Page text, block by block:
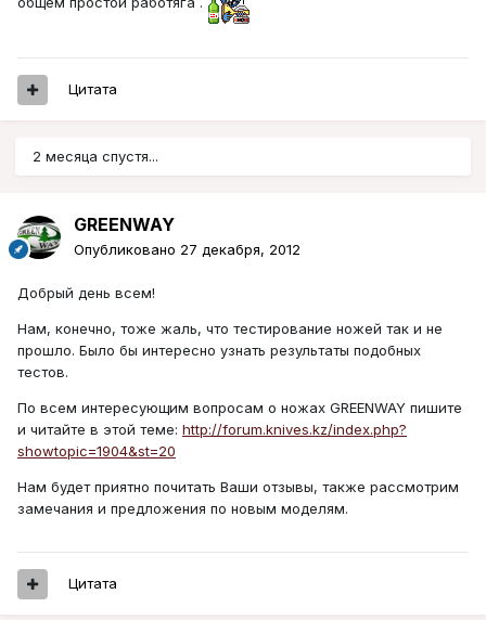
Цитата
2 месяца спустя...
GREENWAY
Опубликовано 27 декабря, 2012
Добрый день всем!
Нам, конечно, тоже жаль, что тестирование ножей так и не
прошло. Было бы интересно узнать результаты подобных
тестов.
По всем интересующим вопросам о ножах GREENWAY пишите
и читайте в этой теме: http://forum.knives.kz/index.php?
showtopic=1904&st=20
Нам будет приятно почитать Ваши отзывы, также рассмотрим
замечания и предложения по новым моделям.
Цитата